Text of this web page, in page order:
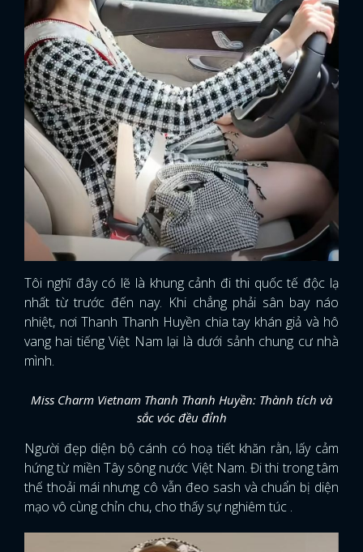
Tôi nghĩ đây có lẽ là khung cảnh đi thi quốc tế độc lạ
nhất từ trước đến nay. Khi chẳng phải sân bay náo
nhiệt, nơi Thanh Thanh Huyền chia tay khán giả và hô
vang hai tiếng Việt Nam lại là dưới sảnh chung cư nhà
mình.
Miss Charm Vietnam Thanh Thanh Huyền: Thành tích và
sắc vóc đều đỉnh
Người đẹp diện bộ cánh có hoạ tiết khăn rằn, lấy cảm
hứng từ miền Tây sông nước Việt Nam. Đi thi trong tâm
thế thoải mái nhưng cô vẫn đeo sash và chuẩn bị diện
mạo vô cùng chỉn chu, cho thấy sự nghiêm túc .